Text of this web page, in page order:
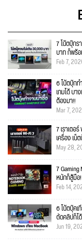
7 โน้ตบุ๊กร
บาท ก็พร้
Feb 7,
6 โน้ตบุ๊กท
เกมได้ บา
ต้องมา!!
Mar 7,
7 เราเตอ
เครื่อง เ
May 28,
7
หนักก็สู้มือ!
Feb 14,
6 โน้ตบุ๊ค
ตัดคลิปก็ไ
Jun 19,